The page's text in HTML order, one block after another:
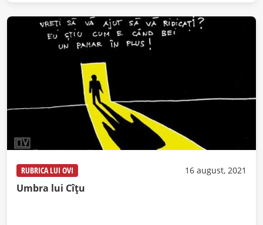
RUBRICA LUI OVI 16 august, 2021
Umbra lui Cîțu